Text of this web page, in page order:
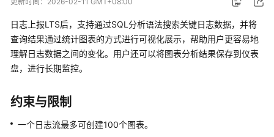
功
能
总
产
品
日志上报LTS后，支持通过SQL分析语法搜索关键日志数据，并将
查询结果通过统计图表的方式进行可视化展示，帮助用户更容易地
理解日志数据之间的变化。用户还可以将图表分析结果保存到仪表
盘，进行长期监控。
约束与限制
一个日志流最多可创建100个图表。